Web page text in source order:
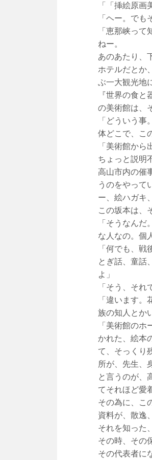
「「挿絵原
「ヘー。で
「恵那峡っ
ねー。
あのあたり、
ホテルだとか
ぶ一大観光地
『世界の食
の美術館は、
「どういう
体どこで、こ
「美術館から
ちょっと説明
高山市内の催
うのをやって
ー、絵ハガキ
この坂本は、
「そうなん
な人なの。個
「何でも、
とぎ話、童話
よ」
「そう、そ
「違います
族の知人とか
「美術館の
かれた、絵本
て、そっくり
所が、先生、
と言うのが、
てそれほど愛
その為に、こ
資料が、散逸
それを知った
その時、その
その代表者に